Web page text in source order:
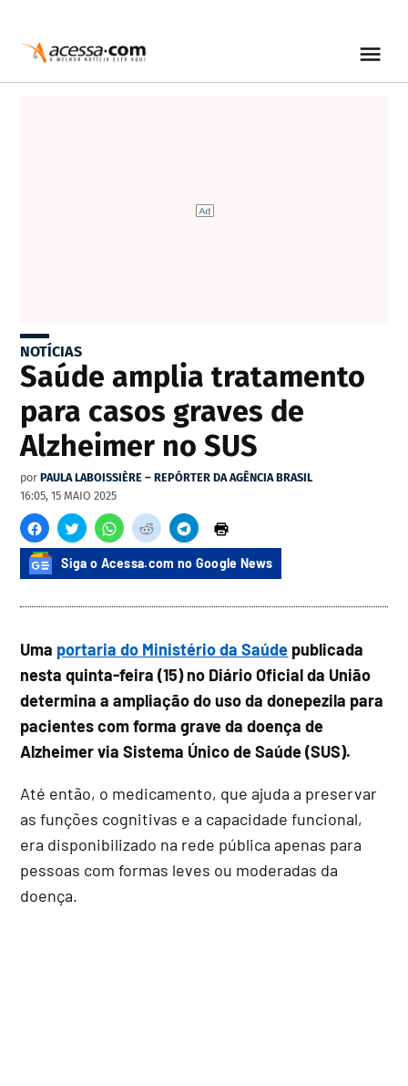
NOTÍCIAS
Saúde amplia tratamento
para casos graves de
Alzheimer no SUS
por PAULA LABOISSIÈRE – REPÓRTER DA AGÊNCIA BRASIL
16:05, 15 MAIO 2025
Siga o Acessa.com no Google News
Uma portaria do Ministério da Saúde publicada
nesta quinta-feira (15) no Diário Oficial da União
determina a ampliação do uso da donepezila para
pacientes com forma grave da doença de
Alzheimer via Sistema Único de Saúde (SUS).
Até então, o medicamento, que ajuda a preservar
as funções cognitivas e a capacidade funcional,
era disponibilizado na rede pública apenas para
pessoas com formas leves ou moderadas da
doença.